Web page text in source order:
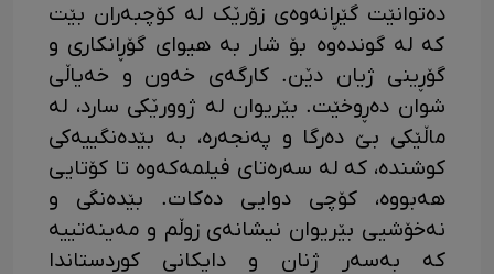
دەتوانێت گێڕانەوەی زۆرێک لە کۆچبەران بێت
که لە گوندەوە بۆ شار بە هیوای گۆڕانکاری و
گۆڕینی ژیان دێن. کارگەی خەون و خەیاڵی
شوان دەڕوخێت. بێریوان لە ژوورێکی سارد، لە
ماڵێکی بێ دەرگا و پەنجەرە، بە بێدەنگییەکی
کوشندە، کە لە سەرەتای فیلمەکەوە تا کۆتایی
هەبووە، کۆچی دوایی دەکات. بێدەنگی و
نەخۆشیی بێریوان نیشانەی زوڵم و مەینەتییە
کە بەسەر ژنان و دایکانی کوردستاندا